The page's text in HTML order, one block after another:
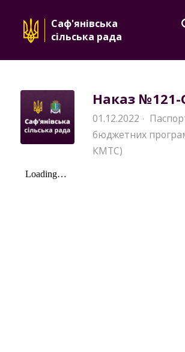
Саф'янівська
сільська рада
Наказ №121-
01.12.2022 ·
бюджетних
КМТС)